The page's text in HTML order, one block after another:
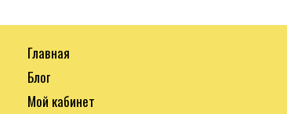
Главная
Блог
Мой кабинет